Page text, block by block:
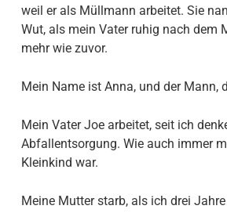
weil er als Müllmann arbeitet. Sie
Wut, als mein Vater ruhig nach dem
mehr wie zuvor.
Mein Name ist Anna, und der Mann,
Mein Vater Joe arbeitet, seit ich
Abfallentsorgung. Wie auch immer
Kleinkind war.
Meine Mutter starb, als ich drei